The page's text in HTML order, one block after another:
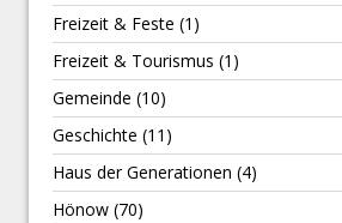
Freizeit & Feste (1)
Freizeit & Tourismus (1)
Gemeinde (10)
Geschichte (11)
Haus der Generationen (4)
Hönow (70)